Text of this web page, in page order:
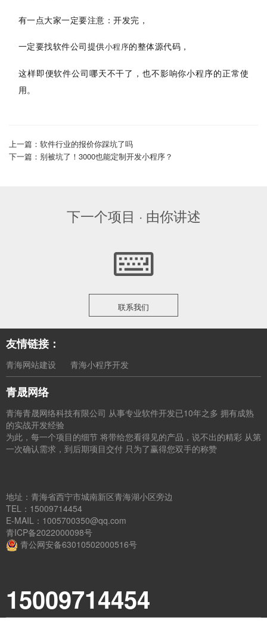
有一点大家一定要注意：开发完，
一定要找软件公司提供小程序的整体源代码，
这样即便软件公司哪天不干了，也不影响你小程序的正常使
用。
上一篇：软件行业的报价你踩坑了吗
下一篇：别被坑了！3000也能定制开发小程序？
下一个项目 · 由你讲述
联系我们
友情链接：
青海网站建设 青海小程序开发
青晟网络
青海青晟网络科技有限公司 从事专业软件开发已10年之多 拥有成熟
的实战开发经验
为此，每一个项目的细节 将带给您看得见的产品，说不出的精彩 从第
一次确认需求，到后期项目交付 只为了赢得您双手的称赞
地址：青海省西宁市城南新区青海湖小区旁边
TEL：15009714454
E-MAIL：1005700350@qq.com
青ICP备2022000098号
青公网安备63010502000516号
15009714454